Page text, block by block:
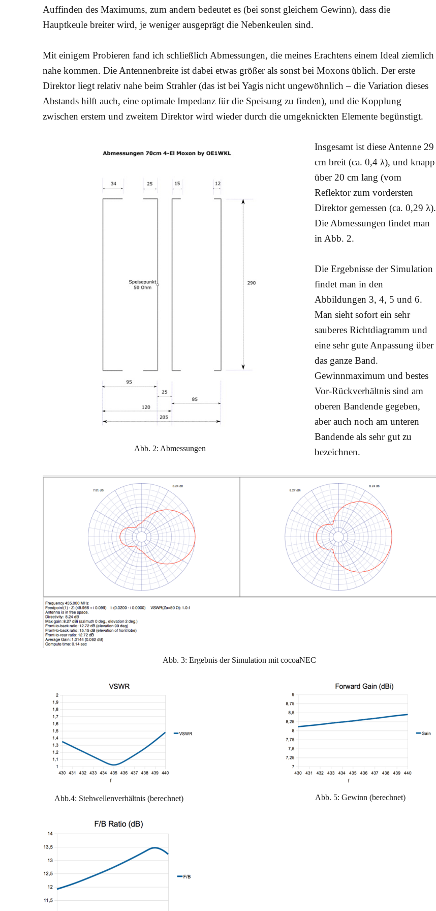
Auffinden des Maximums, zum andern bedeutet es (bei sonst gleichem Gewinn), dass die
Hauptkeule breiter wird, je weniger ausgeprägt die Nebenkeulen sind.
Mit einigem Probieren fand ich schließlich Abmessungen, die meines Erachtens einem Ideal ziemlich
nahe kommen. Die Antennenbreite ist dabei etwas größer als sonst bei Moxons üblich. Der erste
Direktor liegt relativ nahe beim Strahler (das ist bei Yagis nicht ungewöhnlich – die Variation dieses
Abstands hilft auch, eine optimale Impedanz für die Speisung zu finden), und die Kopplung
zwischen erstem und zweitem Direktor wird wieder durch die umgeknickten Elemente begünstigt.
Abb. 2: Abmessungen
Insgesamt ist diese Antenne 29
cm breit (ca. 0,4 λ), und knapp
über 20 cm lang (vom
Reflektor zum vordersten
Direktor gemessen (ca. 0,29 λ).
Die Abmessungen findet man
in Abb. 2.
Die Ergebnisse der Simulation
findet man in den
Abbildungen 3, 4, 5 und 6.
Man sieht sofort ein sehr
sauberes Richtdiagramm und
eine sehr gute Anpassung über
das ganze Band.
Gewinnmaximum und bestes
Vor-Rückverhältnis sind am
oberen Bandende gegeben,
aber auch noch am unteren
Bandende als sehr gut zu
bezeichnen.
Abb. 3: Ergebnis der Simulation mit cocoaNEC
Abb. 5: Gewinn (berechnet)
Abb.4: Stehwellenverhältnis (berechnet)